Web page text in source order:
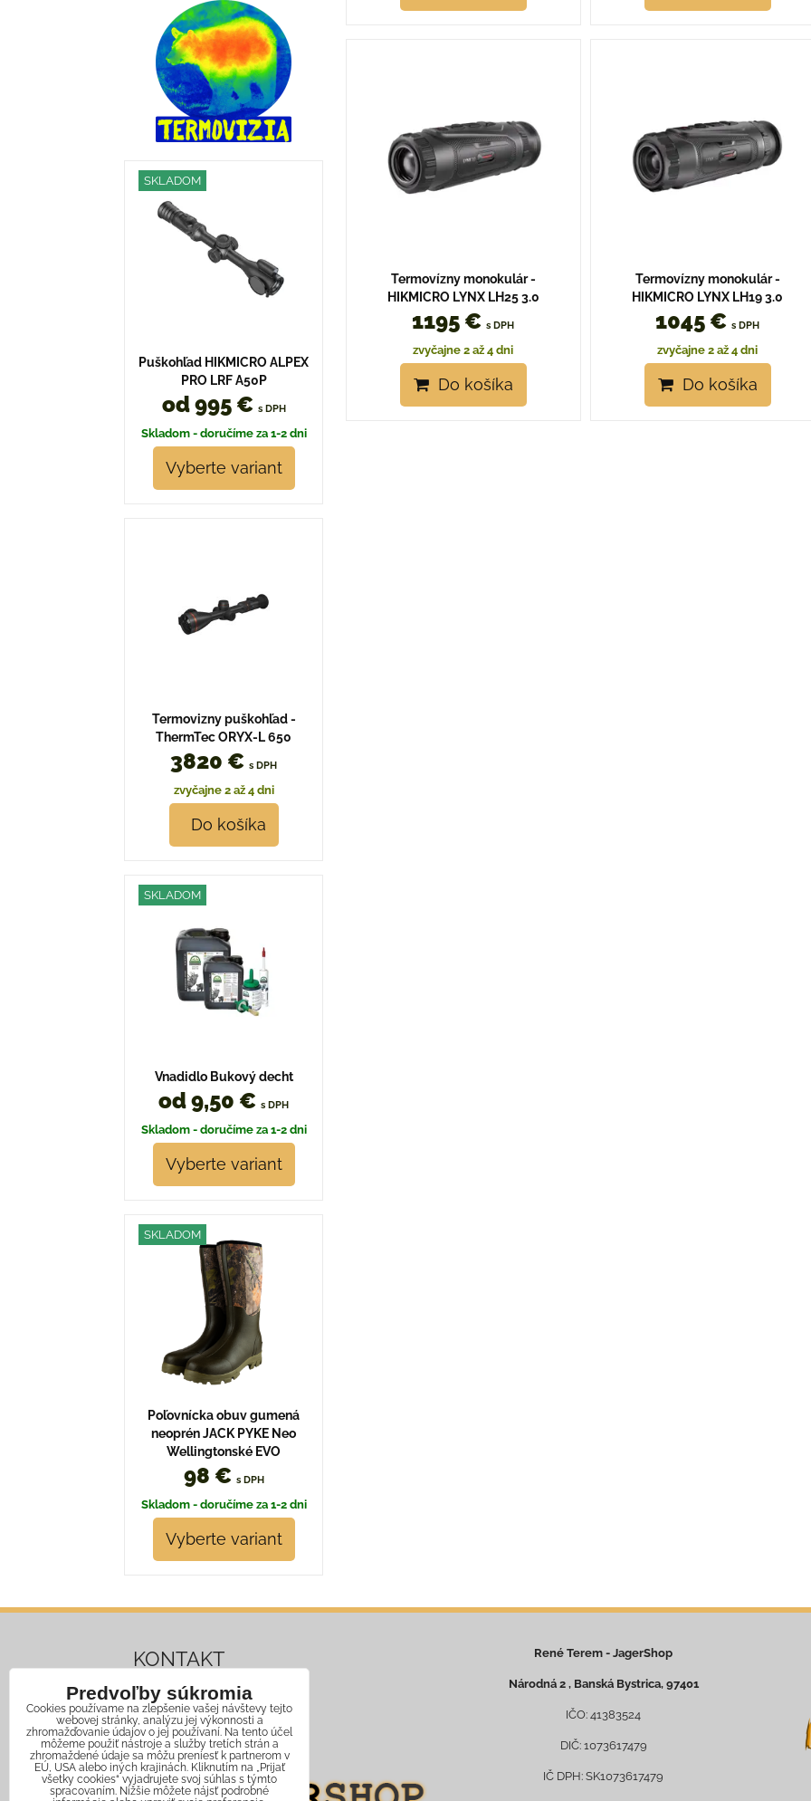
Termovízny monokulár -
HIKMICRO LYNX LH25 3.0
1195 €s DPH
zvyčajne 2 až 4 dni
Do košíka
Termovízny monokulár -
HIKMICRO LYNX LH19 3.0
1045 €s DPH
zvyčajne 2 až 4 dni
Do košíka
SKLADOM
Puškohľad HIKMICRO ALPEX
PRO LRF A50P
od 995 € s DPH
Skladom - doručíme za 1-2 dni
Vyberte variant
Termovizny puškohľad -
ThermTec ORYX-L 650
3820 € s DPH
zvyčajne 2 až 4 dni
Do košíka
SKLADOM
Vnadidlo Bukový decht
od 9,50 € s DPH
Skladom - doručíme za 1-2 dni
Vyberte variant
SKLADOM
Poľovnícka obuv gumená
neoprén JACK PYKE Neo
Wellingtonské EVO
98 € s DPH
Skladom - doručíme za 1-2 dni
Vyberte variant
KONTAKT
Mobil: +421 911 466 006
Email: info@jagershop.sk
René Terem - JagerShop
Národná 2 , Banská Bystrica, 97401
IČO: 41383524
DIČ: 1073617479
IČ DPH: SK1073617479
Predvoľby súkromia
Cookies používame na zlepšenie vašej návštevy tejto
webovej stránky, analýzu jej výkonnosti a
zhromažďovanie údajov o jej používaní. Na tento účel
môžeme použiť nástroje a služby tretích strán a
zhromaždené údaje sa môžu preniesť k partnerom v
EÚ, USA alebo iných krajinách. Kliknutím na „Prijať
všetky cookies“ vyjadrujete svoj súhlas s týmto
spracovaním. Nižšie môžete nájsť podrobné